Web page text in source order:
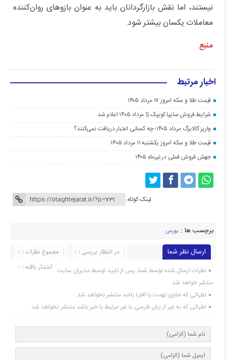
نیستند، اما نقش بازارگردانان باید به عنوان بازو‌های روان‌کننده
معاملات یکسان بیشتر شود.
منبع
اخبار مرتبط
قیمت طلا و سکه امروز ۱۷ مرداد ۱۴۰۵
شرایط فروش سایپا کوییک S مرداد ۱۴۰۵ اعلام شد
واریز کالابرگ مرداد ۱۴۰۵؛ چه کسانی اعتبار دریافت نمی‌کنند؟
قیمت طلا و سکه امروز یکشنبه ۱۱ مرداد ۱۴۰۵
جهش فروش فملی در تیرماه ۱۴۰۵
لینک کوتاه
برچسب ها : بورس
ارسال نظر شما مجموع نظرات : 0
در انتظار بررسی : 0
انتشار یافته : 0 نظرات ارسال شده توسط شما، پس از تایید توسط مدیران سایت
منتشر خواهد شد.
نظراتی که حاوی تهمت یا افترا باشد منتشر نخواهد شد.
نظراتی که به غیر از زبان فارسی یا غیر مرتبط با خبر باشد منتشر نخواهد شد.